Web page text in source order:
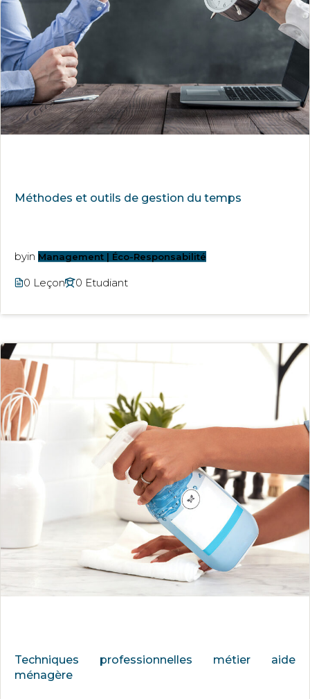
Méthodes et outils de gestion du temps
byin Management | Éco-Responsabilité
0 Leçon 0 Etudiant
Techniques professionnelles métier aide
ménagère